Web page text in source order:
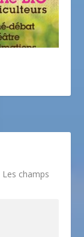
Les champs